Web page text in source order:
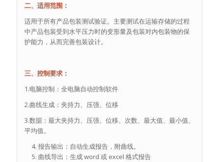
二、适用范围：
适用于所有产品包装测试验证。主要测试在运输存储的过程
中产品包装受到水平压力时的变形量及包装对内包装物的保
护能力，从而完善包装设计。
三、控制要求：
1.电脑控制：全电脑自动控制软件
2.曲线生成：夹持力、压强、位移
3.数据：最大夹持力、压强、位移、次数、最大值、最小值、
平均值。
报告输出：自动生成报告，附曲线。
曲线导出：生成 word 或 excel 格式报告